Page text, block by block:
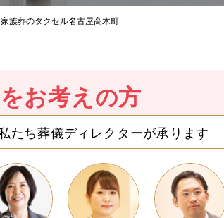
家族葬のタクセル名古屋高木町
お考えの方
たち葬儀ディレクターが承ります